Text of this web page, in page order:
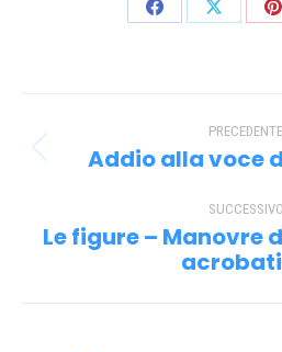
CondividiCondividi
tra
post
PRECEDENTE
Post
Addio alla voce
SUCCESSIVO
post:
Le figure – Manovre